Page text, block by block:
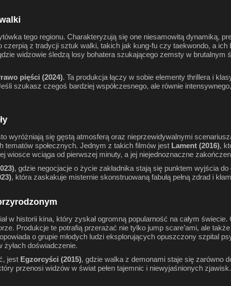
tego regionu. Charakteryzują się one niesamowitą dynamiką,
z tradycji sztuk walki, takich jak kung-fu czy taekwondo, a
widzowie śledzą losy bohatera szukającego zemsty w
pięści (2024). Ta produkcja łączy w sobie elementy thrillera i
szukasz czegoś bardziej współczesnego, ale równie
wyróżniają się gęstą atmosferą oraz nieprzewidywalnymi
tematów społecznych. Jednym z takich filmów jest Lament (2016),
wiosce wciąga od pierwszej minuty, a jej niejednoznaczne
, gdzie negocjacje o życie zakładnika stają się punktem wyjścia
, która zaskakuje misternie skonstruowaną fabułą pełną zdrad i
w historii kina, który zyskał ogromną popularność na całym
Produkcje te potrafią przerażać nie tylko jump scare’ami, ale
o grupie młodych ludzi eksplorujących opuszczony szpital
doświadczenie.
jest Egzorcyści (2015), gdzie walka z demonami staje się zarówno
przenosi widzów w świat pełen tajemnic i niewyjaśnionych zjawisk.